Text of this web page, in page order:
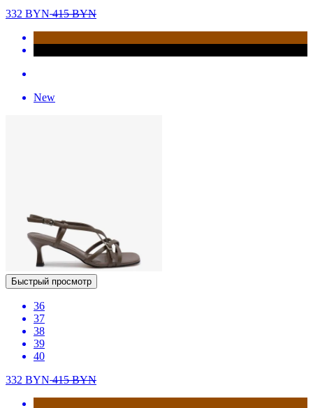
332 BYN415BYN
New
Быстрый просмотр
36
37
38
39
40
332 BYN415BYN